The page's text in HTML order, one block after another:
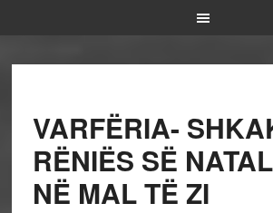
VARFËRIA-
RËNIËS SË
NË MAL TË ZI